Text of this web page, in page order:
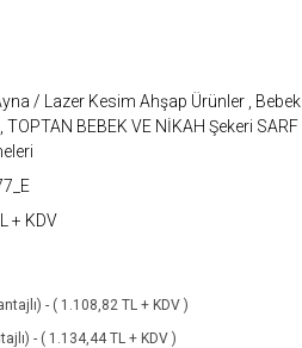
/ Lazer Kesim Ahşap Ürünler Bebek
TOPTAN BEBEK VE NİKAH Şekeri SARF
+ KDV
- ( 1.108,82 TL + KDV )
- ( 1.134,44 TL + KDV )